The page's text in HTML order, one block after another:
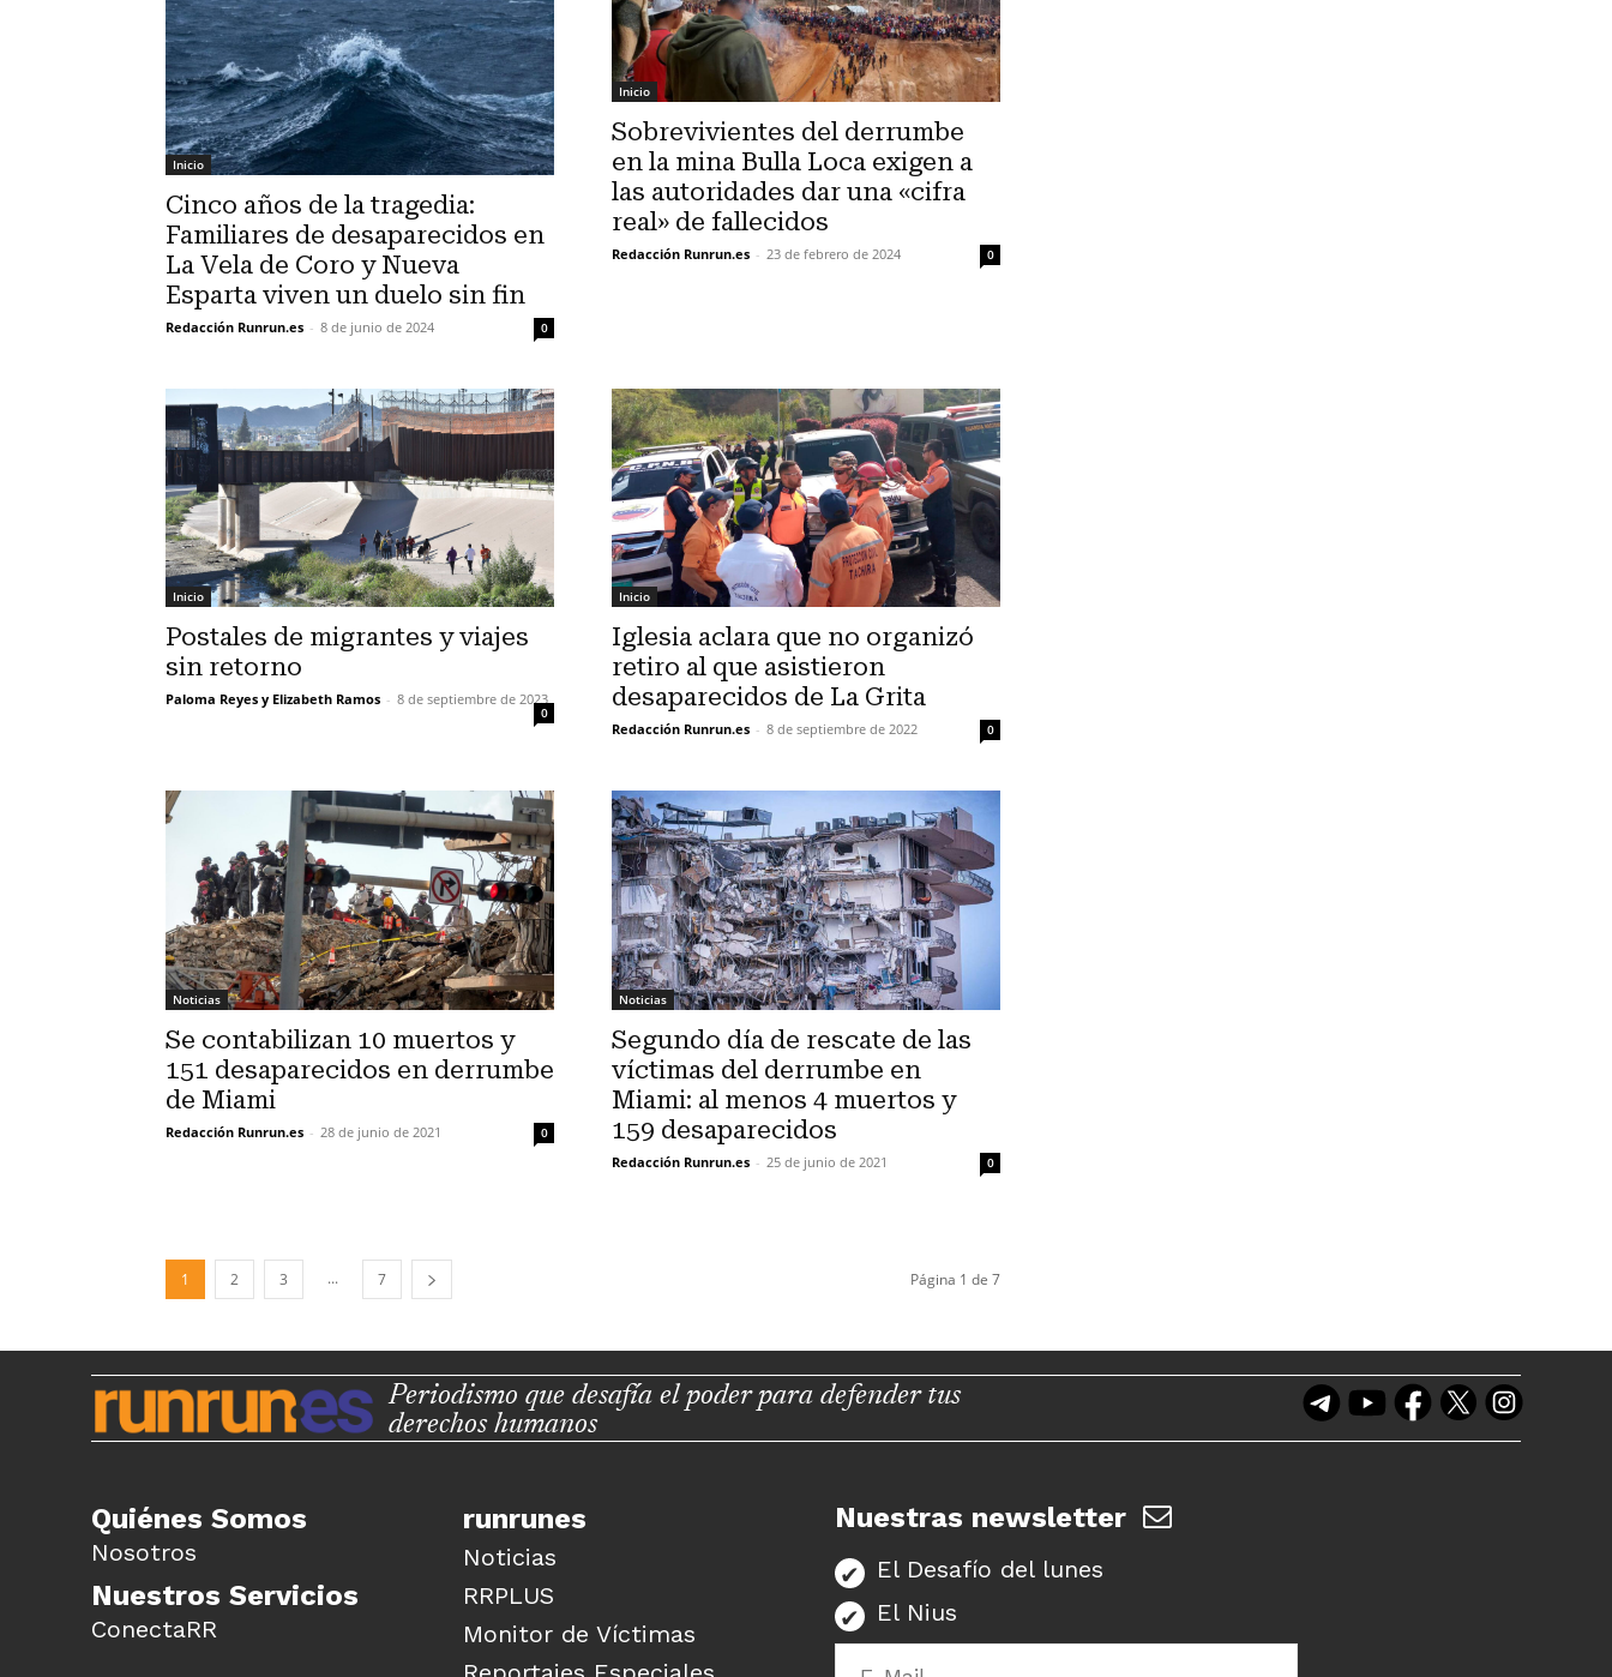
Inicio
Cinco años de la tragedia:
Familiares de desaparecidos en
La Vela de Coro y Nueva
Esparta viven un duelo sin fin
Redacción Runrun.es - 8 de junio de 2024 0
Inicio
Sobrevivientes del derrumbe
en la mina Bulla Loca exigen a
las autoridades dar una «cifra
real» de fallecidos
Redacción Runrun.es - 23 de febrero de 2024 0
Inicio
Postales de migrantes y viajes
sin retorno
Paloma Reyes y Elizabeth Ramos - 8 de septiembre de 2023
0
Inicio
Iglesia aclara que no organizó
retiro al que asistieron
desaparecidos de La Grita
Redacción Runrun.es - 8 de septiembre de 2022 0
Noticias
Se contabilizan 10 muertos y
151 desaparecidos en derrumbe
de Miami
Redacción Runrun.es - 28 de junio de 2021 0
Noticias
Segundo día de rescate de las
víctimas del derrumbe en
Miami: al menos 4 muertos y
159 desaparecidos
Redacción Runrun.es - 25 de junio de 2021 0
1 2 3 ... 7 Página 1 de 7
Periodismo que desafía el poder para defender tus
derechos humanos
Quiénes Somos
Nosotros
Nuestros Servicios
ConectaRR
runrunes
Noticias
RRPLUS
Monitor de Víctimas
Nuestras newsletter
El Desafío del lunes
El Nius